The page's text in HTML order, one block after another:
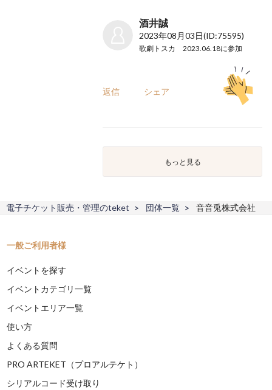
酒井誠
2023年08月03日(ID:75595)
歌劇トスカ 2023.06.18に参加
返信 シェア
もっと見る
電子チケット販売・管理のteket 団体一覧 音音兎株式会社
一般ご利用者様
イベントを探す
イベントカテゴリ一覧
イベントエリア一覧
使い方
よくある質問
PRO ARTEKET（プロアルテケト）
シリアルコード受け取り